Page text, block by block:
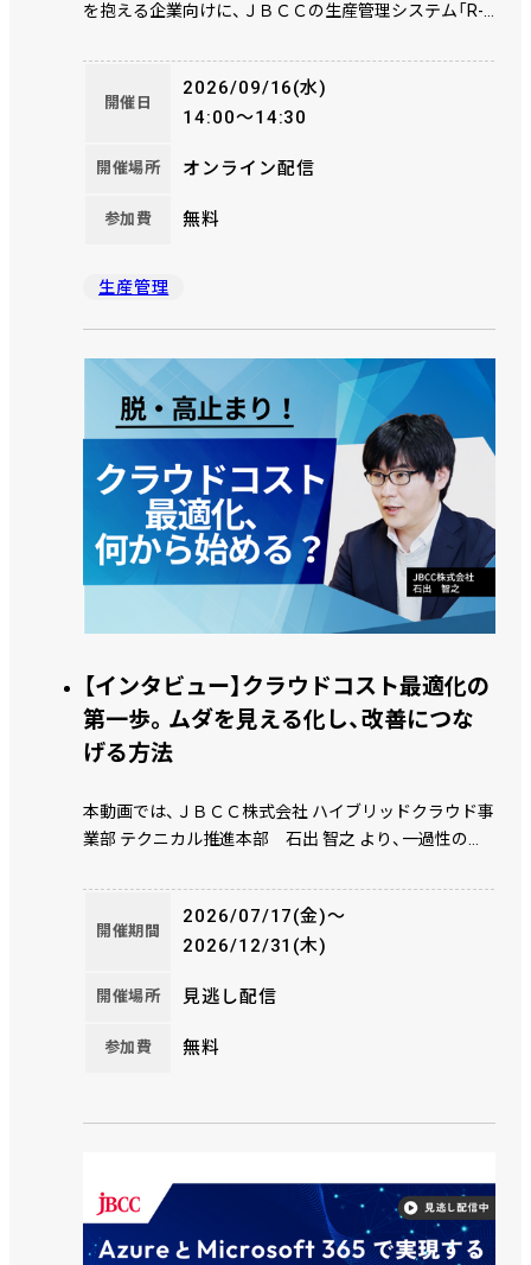
を抱える企業向けに、ＪＢＣＣの生産管理システム「R-
ューラ「scSQUARE ISP」の連携による生産計画業務の高
度化をご紹介します。計画品質向上、納期遵守率向上、
計画業務の標準化を実現するポイントを、活用事例やデ
開催日
2026/09/16(水)
14:00～14:30
開催場所 オンライン配信
参加費 無料
生産管理
【インタビュー】クラウドコスト最適化の
第一歩。ムダを見える化し、改善につな
げる方法
本動画では、ＪＢＣＣ株式会社 ハイブリッドクラウド事
業部 テクニカル推進本部 石出 智之 より、一過性の削
じて、コスト最適化を継続的に回し続ける仕組みについ
て解説します。
開催期間
2026/07/17(金)〜
2026/12/31(木)
開催場所 見逃し配信
参加費 無料